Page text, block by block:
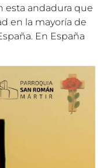
esta andadura que
en la mayoría de
En España